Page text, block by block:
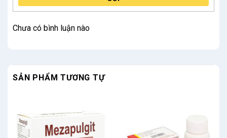
Chưa có bình luận nào
SẢN PHẨM TƯƠNG TỰ